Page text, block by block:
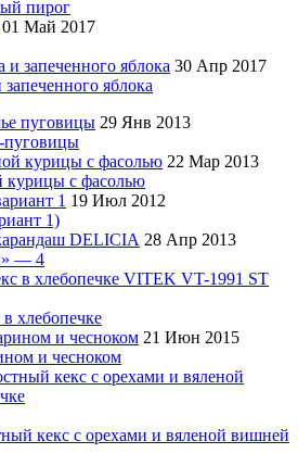
пирог
01 Май 2017
30 Апр 2017
яблока
29 Янв 2013
пуговицы
22 Мар 2013
курицы с фасолью
19 Июл 2012
1)
28 Апр 2013
— 4
хлебопечке
21 Июн 2015
и чесноком
кекс с орехами и вяленой вишней